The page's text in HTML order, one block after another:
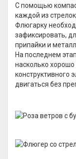
С помощью
каждой из
Флюгарку
зафиксировать,
припайки и
На последнем
насколько
конструктивного
двигаться без